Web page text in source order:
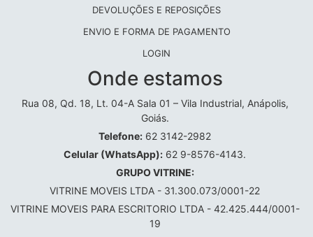
DEVOLUÇÕES E REPOSIÇÕES
ENVIO E FORMA DE PAGAMENTO
LOGIN
Onde estamos
Rua 08, Qd. 18, Lt. 04-A Sala 01 – Vila Industrial, Anápolis,
Goiás.
Telefone: 62 3142-2982
Celular (WhatsApp): 62 9-8576-4143.
GRUPO VITRINE:
VITRINE MOVEIS LTDA - 31.300.073/0001-22
VITRINE MOVEIS PARA ESCRITORIO LTDA - 42.425.444/0001-
19